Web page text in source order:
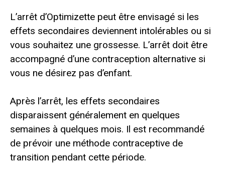
L’arrêt d’Optimizette peut être envisagé si les
effets secondaires deviennent intolérables ou si
vous souhaitez une grossesse. L’arrêt doit être
accompagné d’une contraception alternative si
vous ne désirez pas d’enfant.
Après l’arrêt, les effets secondaires
disparaissent généralement en quelques
semaines à quelques mois. Il est recommandé
de prévoir une méthode contraceptive de
transition pendant cette période.